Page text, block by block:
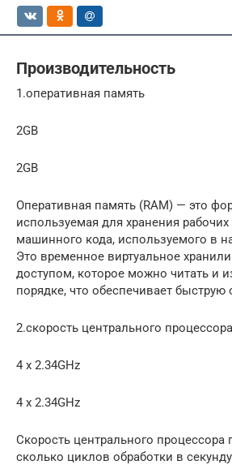
Производительность
1.оперативная память
2GB
2GB
Оперативная память (RAM) — это
используемая для хранения
машинного кода, используемого в
Это временное виртуальное
доступом, которое можно читать и
порядке, что обеспечивает быструю
2.скорость центрального процессора
4 x 2.34GHz
4 x 2.34GHz
Скорость центрального процессора
сколько циклов обработки в